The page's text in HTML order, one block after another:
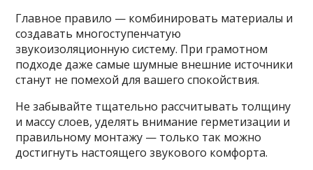
Главное правило — комбинировать материалы и
создавать многоступенчатую
звукоизоляционную систему. При грамотном
подходе даже самые шумные внешние источники
станут не помехой для вашего спокойствия.
Не забывайте тщательно рассчитывать толщину
и массу слоев, уделять внимание герметизации и
правильному монтажу — только так можно
достигнуть настоящего звукового комфорта.